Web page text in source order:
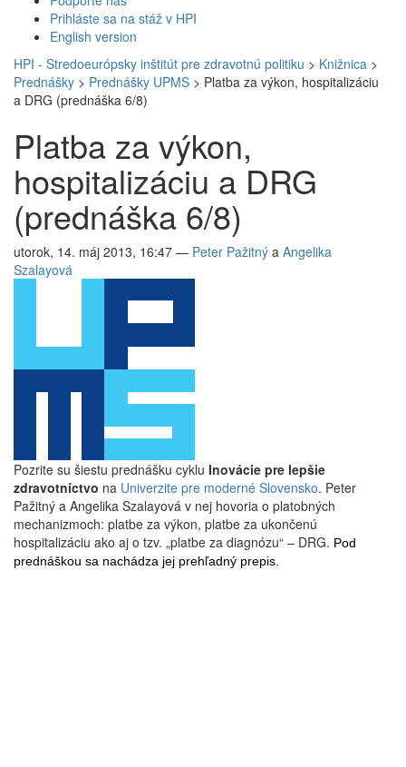
Prihláste sa na stáž v HPI
English version
HPI - Stredoeurópsky inštitút pre zdravotnú politiku > Knižnica >
Prednášky > Prednášky UPMS > Platba za výkon, hospitalizáciu
a DRG (prednáška 6/8)
Platba za výkon,
hospitalizáciu a DRG
(prednáška 6/8)
utorok, 14. máj 2013, 16:47 — Peter Pažitný a Angelika
Szalayová
Pozrite su šiestu prednášku cyklu Inovácie pre lepšie
zdravotníctvo na Univerzite pre moderné Slovensko. Peter
Pažitný a Angelika Szalayová v nej hovoria o platobných
mechanizmoch: platbe za výkon, platbe za ukončenú
hospitalizáciu ako aj o tzv. „platbe za diagnózu“ – DRG. Pod
prednáškou sa nachádza jej prehľadný prepis.